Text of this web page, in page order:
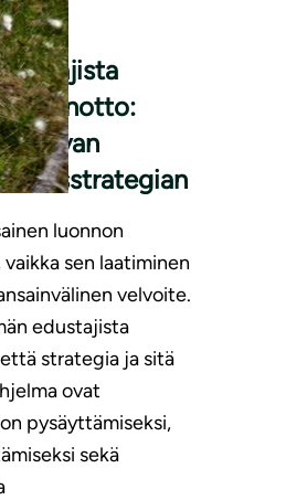
luonnon
sen laatiminen
velvoite.
edustajista
strategia ja sitä
ovat
pysäyttämiseksi,
sekä